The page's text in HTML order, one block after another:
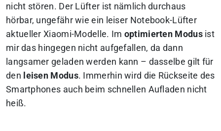
nicht stören. Der Lüfter ist nämlich durchaus
hörbar, ungefähr wie ein leiser Notebook-Lüfter
aktueller Xiaomi-Modelle. Im optimierten Modusist
mir das hingegen nicht aufgefallen, da dann
langsamer geladen werden kann – dasselbe gilt für
den leisen Modus. Immerhin wird die Rückseite des
Smartphones auch beim schnellen Aufladen nicht
heiß.